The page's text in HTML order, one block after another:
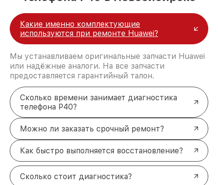
Какие именно комплектующие
используются при ремонте Huawei?
Мы устанавливаем оригинальные запчасти Huawei
или надёжные аналоги. На все запчасти
предоставляется гарантийный талон.
Сколько времени занимает диагностика
телефона P40?
Можно ли заказать срочный ремонт?
Как быстро выполняется восстановление?
Сколько стоит диагностика?